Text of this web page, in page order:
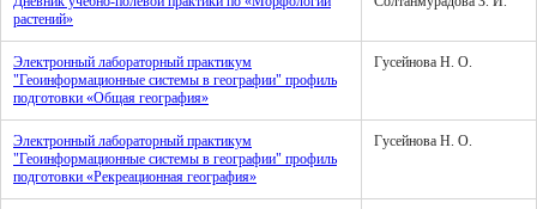
растений»
Электронный лабораторный практикум
"Геоинформационные системы в географии" профиль
подготовки «Общая география»
Гусейнова Н. О.
Электронный лабораторный практикум
"Геоинформационные системы в географии" профиль
подготовки «Рекреационная география»
Гусейнова Н. О.